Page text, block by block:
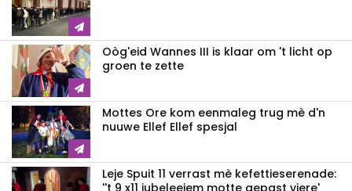
Oòg'eid Wannes III is klaar om 't licht op
groen te zette
Mottes Ore kom eenmaleg trug mè d'n
nuuwe Ellef Ellef spesjal
Leje Spuit 11 verrast mè kefettieserenade: